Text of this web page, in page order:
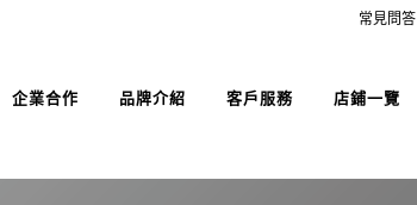
常見問答
企業合作 品牌介紹 客戶服務 店鋪一覽